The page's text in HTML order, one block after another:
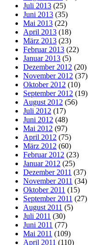
Juli 2013 (25)
Juni 2013 (35)
Mai 2013 (22)
April 2013 (18)
März 2013 (23)
Februar 2013 (22)
Januar 2013 (5)
Dezember 2012 (20)
November 2012 (37)
Oktober 2012 (10)
September 2012 (19)
August 2012 (56)
Juli 2012 (17)
Juni 2012 (48)
Mai 2012 (97)
April 2012 (75)
März 2012 (60)
Februar 2012 (23)
Januar 2012 (25)
Dezember 2011 (37)
November 2011 (34)
Oktober 2011 (15)
September 2011 (27)
August 2011 (5)
Juli 2011 (30)
Juni 2011 (77)
Mai 2011 (109)
April 2011 (110)